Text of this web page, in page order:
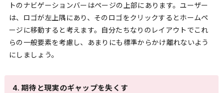
トのナビゲーションバーはページの上部にあります。ユーザー
は、ロゴが左上隅にあり、そのロゴをクリックするとホームペ
ージに移動すると考えます。自分たちなりのレイアウトでこれ
らの一般要素を考慮し、あまりにも標準からかけ離れないよう
にしましょう。
4. 期待と現実のギャップを失くす